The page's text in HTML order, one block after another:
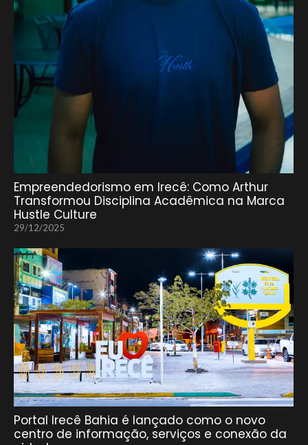
Empreendedorismo em Irecê: Como Arthur
Transformou Disciplina Acadêmica na Marca
Hustle Culture
29/12/2025
Portal Irecê Bahia é lançado como o novo
centro de informação, serviços e conexão da